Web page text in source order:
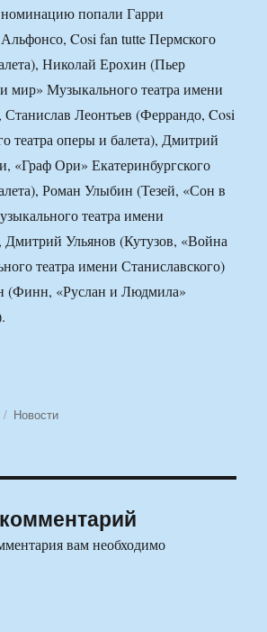
попали Гарри
Cosi fan tutte Пермского
Николай Ерохин (Пьер
мир» Музыкального театра имени
Станислав Леонтьев (Феррандо, Cosi
театра оперы и балета), Дмитрий
«Граф Ори» Екатеринбургского
Роман Улыбин (Тезей, «Сон в
театра имени
Дмитрий Ульянов (Кутузов, «Война
театра имени Станиславского)
(Финн, «Руслан и Людмила»
Рубрики
Новости
вам необходимо